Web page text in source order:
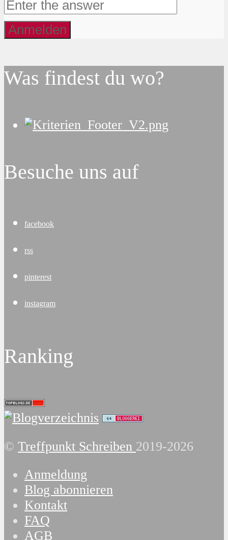
Was findest du wo?
Besuche uns auf
facebook
rss
pinterest
instagram
Ranking
© Treffpunkt Schreiben 2019-2026
Anmeldung
Blog abonnieren
Kontakt
FAQ
AGB